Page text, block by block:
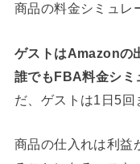
商品の料金シミュレ
ゲストはAmazonの
誰でもFBA料金シミ
だ、ゲストは1日5回
商品の仕入れは利益